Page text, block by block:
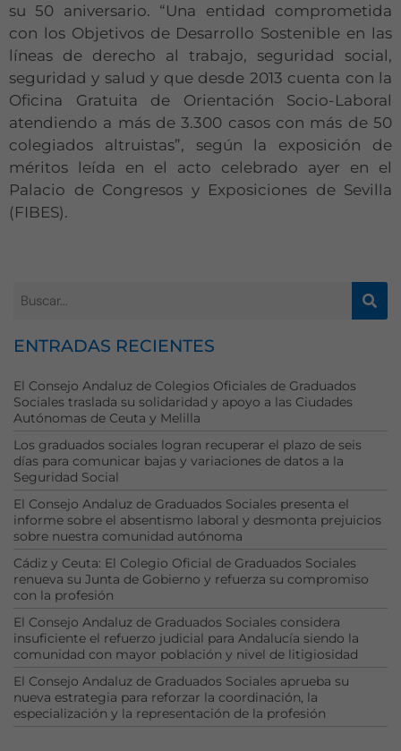
su 50 aniversario. “Una entidad comprometida
con los Objetivos de Desarrollo Sostenible en las
líneas de derecho al trabajo, seguridad social,
seguridad y salud y que desde 2013 cuenta con la
Oficina Gratuita de Orientación Socio-Laboral
atendiendo a más de 3.300 casos con más de 50
colegiados altruistas”, según la exposición de
méritos leída en el acto celebrado ayer en el
Palacio de Congresos y Exposiciones de Sevilla
(FIBES).
ENTRADAS RECIENTES
El Consejo Andaluz de Colegios Oficiales de Graduados
Sociales traslada su solidaridad y apoyo a las Ciudades
Autónomas de Ceuta y Melilla
Los graduados sociales logran recuperar el plazo de seis
días para comunicar bajas y variaciones de datos a la
Seguridad Social
El Consejo Andaluz de Graduados Sociales presenta el
informe sobre el absentismo laboral y desmonta prejuicios
sobre nuestra comunidad autónoma
Cádiz y Ceuta: El Colegio Oficial de Graduados Sociales
renueva su Junta de Gobierno y refuerza su compromiso
con la profesión
El Consejo Andaluz de Graduados Sociales considera
insuficiente el refuerzo judicial para Andalucía siendo la
comunidad con mayor población y nivel de litigiosidad
El Consejo Andaluz de Graduados Sociales aprueba su
nueva estrategia para reforzar la coordinación, la
especialización y la representación de la profesión